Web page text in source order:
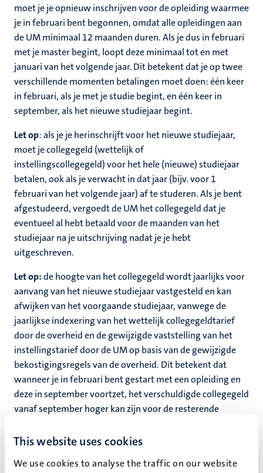
This website uses cookies
We use cookies to analyse the traffic on our website
moet je je opnieuw inschrijven voor de opleiding waarmee
je in februari bent begonnen, omdat alle opleidingen aan
de UM minimaal 12 maanden duren. Als je dus in februari
met je master begint, loopt deze minimaal tot en met
januari van het volgende jaar. Dit betekent dat je op twee
verschillende momenten betalingen moet doen: één keer
in februari, als je met je studie begint, en één keer in
september, als het nieuwe studiejaar begint.
Let op: als je je herinschrijft voor het nieuwe studiejaar,
moet je collegegeld (wettelijk of
instellingscollegegeld) voor het hele (nieuwe) studiejaar
betalen, ook als je verwacht in dat jaar (bijv. voor 1
februari van het volgende jaar) af te studeren. Als je bent
afgestudeerd, vergoedt de UM het collegegeld dat je
eventueel al hebt betaald voor de maanden van het
studiejaar na je uitschrijving nadat je je hebt
uitgeschreven.
Let op:de hoogte van het collegegeld wordt jaarlijks voor
aanvang van het nieuwe studiejaar vastgesteld en kan
afwijken van het voorgaande studiejaar, vanwege de
jaarlijkse indexering van het wettelijk collegegeldtarief
door de overheid en de gewijzigde vaststelling van het
instellingstarief door de UM op basis van de gewijzigde
bekostigingsregels van de overheid. Dit betekent dat
wanneer je in februari bent gestart met een opleiding en
deze in september voortzet, het verschuldigde collegegeld
vanaf september hoger kan zijn voor de resterende